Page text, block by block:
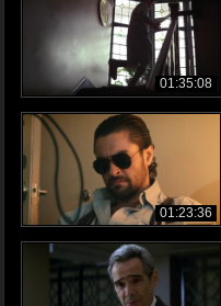
01:35:08
01:23:36